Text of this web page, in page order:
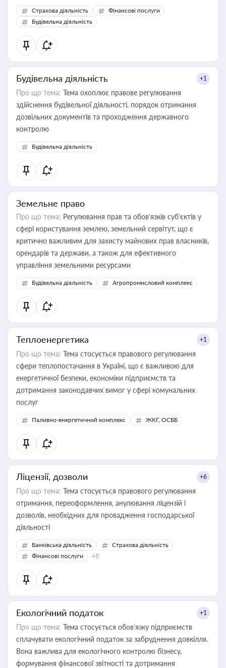
корисне для власника бізнесу, керівника, юриста або
бухгалтера під час оподаткування, приватизації, оренди
державного майна, корпоративних угод і перевірки
статусу суб'єктів оціночної діяльності
Страхова діяльність
Фінансові послуги
Будівельна діяльність
Будівельна діяльність +1
Про що тема: Тема охоплює правове регулювання
здійснення будівельної діяльності, порядок отримання
дозвільних документів та проходження державного
контролю
Будівельна діяльність
Земельне право
Про що тема: Регулювання прав та обов’язків суб’єктів у
сфері користування землею, земельний сервітут, що є
критично важливим для захисту майнових прав власників,
орендарів та держави, а також для ефективного
управління земельними ресурсами
Будівельна діяльність Агропромисловий комплекс
Теплоенергетика +1
Про що тема: Тема стосується правового регулювання
сфери теплопостачання в Україні, що є важливою для
енергетичної безпеки, економіки підприємств та
дотримання законодавчих вимог у сфері комунальних
послуг
Паливно-енергетичний комплекс ЖКГ, ОСББ
Ліцензії, дозволи +6
Про що тема: Тема стосується правового регулювання
отримання, переоформлення, анулювання ліцензій і
дозволів, необхідних для провадження господарської
діяльності
Банківська діяльність
Страхова діяльність
Фінансові послуги
+5
Екологічний податок +1
Про що тема: Тема стосується обов’язку підприємств
сплачувати екологічний податок за забруднення довкілля.
Вона важлива для екологічного контролю бізнесу,
формування фінансової звітності та дотримання